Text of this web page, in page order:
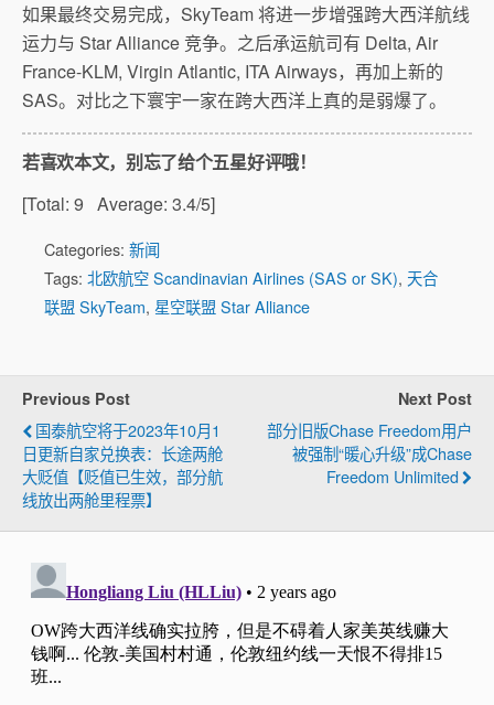
如果最终交易完成，SkyTeam 将进一步增强跨大西洋航线
运力与 Star Alliance 竞争。之后承运航司有 Delta, Air
France-KLM, Virgin Atlantic, ITA Airways，再加上新的
SAS。对比之下寰宇一家在跨大西洋上真的是弱爆了。
若喜欢本文，别忘了给个五星好评哦！
[Total: 9 Average: 3.4/5]
Categories: 新闻
Tags: 北欧航空 Scandinavian Airlines (SAS or SK), 天合
联盟 SkyTeam, 星空联盟 Star Alliance
Previous Post
国泰航空将于2023年10月1
日更新自家兑换表：长途两舱
大贬值【贬值已生效，部分航
线放出两舱里程票】
Next Post
部分旧版Chase Freedom用户
被强制“暖心升级”成Chase
Freedom Unlimited